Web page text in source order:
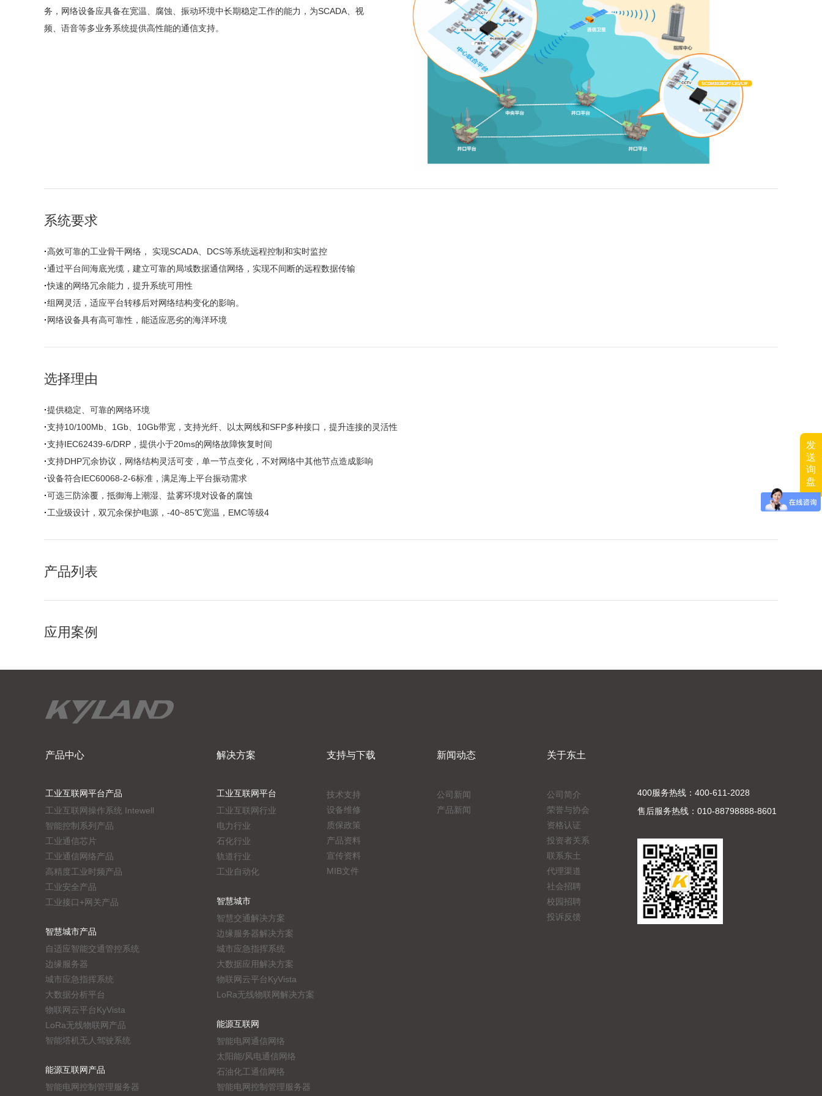
发
送
询
盘
务，网络设备应具备在宽温、腐蚀、振动环境中长期稳定工作的能力，为SCADA、视
频、语音等多业务系统提供高性能的通信支持。
系统要求
·高效可靠的工业骨干网络， 实现SCADA、DCS等系统远程控制和实时监控
·通过平台间海底光缆，建立可靠的局域数据通信网络，实现不间断的远程数据传输
·快速的网络冗余能力，提升系统可用性
·组网灵活，适应平台转移后对网络结构变化的影响。
·网络设备具有高可靠性，能适应恶劣的海洋环境
选择理由
·提供稳定、可靠的网络环境
·支持10/100Mb、1Gb、10Gb带宽，支持光纤、以太网线和SFP多种接口，提升连接的灵活性
·支持IEC62439-6/DRP，提供小于20ms的网络故障恢复时间
·支持DHP冗余协议，网络结构灵活可变，单一节点变化，不对网络中其他节点造成影响
·设备符合IEC60068-2-6标准，满足海上平台振动需求
·可选三防涂覆，抵御海上潮湿、盐雾环境对设备的腐蚀
·工业级设计，双冗余保护电源，-40~85℃宽温，EMC等级4
产品列表
应用案例
400服务热线：400-611-2028
售后服务热线：010-88798888-8601
产品中心
工业互联网平台产品
工业互联网操作系统 Intewell
智能控制系列产品
工业通信芯片
工业通信网络产品
高精度工业时频产品
工业安全产品
工业接口+网关产品
智慧城市产品
自适应智能交通管控系统
边缘服务器
城市应急指挥系统
大数据分析平台
物联网云平台KyVista
LoRa无线物联网产品
智能塔机无人驾驶系统
能源互联网产品
智能电网控制管理服务器
解决方案
工业互联网平台
工业互联网行业
电力行业
石化行业
轨道行业
工业自动化
智慧城市
智慧交通解决方案
边缘服务器解决方案
城市应急指挥系统
大数据应用解决方案
物联网云平台KyVista
LoRa无线物联网解决方案
能源互联网
智能电网通信网络
太阳能/风电通信网络
石油化工通信网络
智能电网控制管理服务器
支持与下载
技术支持
设备维修
质保政策
产品资料
宣传资料
MIB文件
新闻动态
公司新闻
产品新闻
关于东土
公司简介
荣誉与协会
资格认证
投资者关系
联系东土
代理渠道
社会招聘
校园招聘
投诉反馈